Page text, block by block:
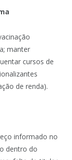
manter
cursos de
de renda).
informado no
dentro do